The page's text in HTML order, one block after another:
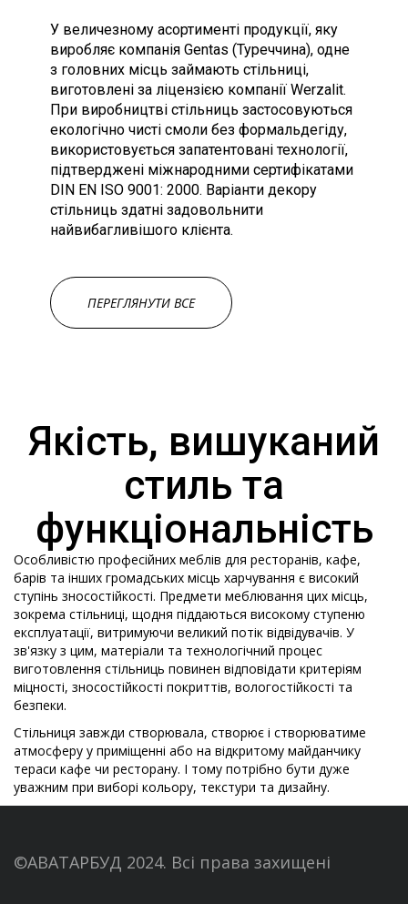
У величезному асортименті продукції, яку
виробляє компанія Gentas (Туреччина), одне
з головних місць займають стільниці,
виготовлені за ліцензією компанії Werzalit.
При виробництві стільниць застосовуються
екологічно чисті смоли без формальдегіду,
використовується запатентовані технології,
підтверджені міжнародними сертифікатами
DIN EN ISO 9001: 2000. Варіанти декору
стільниць здатні задовольнити
найвибагливішого клієнта.
ПЕРЕГЛЯНУТИ ВСЕ
Якість, вишуканий
стиль та
функціональність
Особливістю професійних меблів для ресторанів, кафе,
барів та інших громадських місць харчування є високий
ступінь зносостійкості. Предмети меблювання цих місць,
зокрема стільниці, щодня піддаються високому ступеню
експлуатації, витримуючи великий потік відвідувачів. У
зв'язку з цим, матеріали та технологічний процес
виготовлення стільниць повинен відповідати критеріям
міцності, зносостійкості покриттів, вологостійкості та
безпеки.
Стільниця завжди створювала, створює і створюватиме
атмосферу у приміщенні або на відкритому майданчику
тераси кафе чи ресторану. І тому потрібно бути дуже
уважним при виборі кольору, текстури та дизайну.
©АВАТАРБУД 2024. Всі права захищені